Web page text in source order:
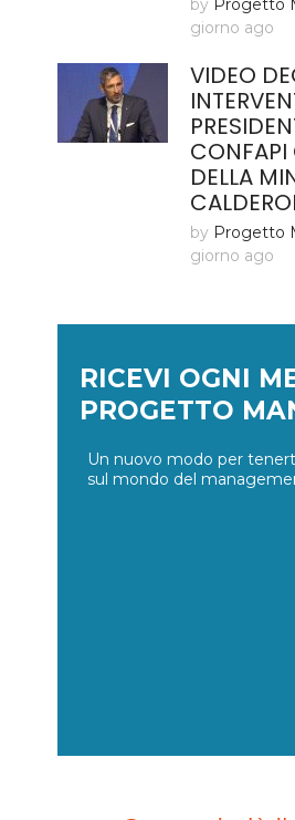
by Progetto
giorno ago
VIDEO
CONFAPI
DELLA
by Progetto
giorno ago
RICEVI OGNI
PROGETTO
Un nuovo modo per
sul mondo del